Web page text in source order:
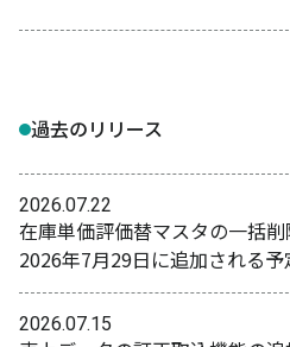
過去のリリース
2026.07.22
在庫単価評価替マスタの一括
2026年7月29日に追加される予
2026.07.15